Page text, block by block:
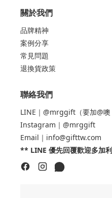
關於我們
品牌精神
案例分享
常見問題
退換貨政策
聯絡我們
LINE｜@mrggift（要加@噢
Instagram｜@mrggift
Email｜info@gifttw.com
** LINE 優先回覆歡迎多加